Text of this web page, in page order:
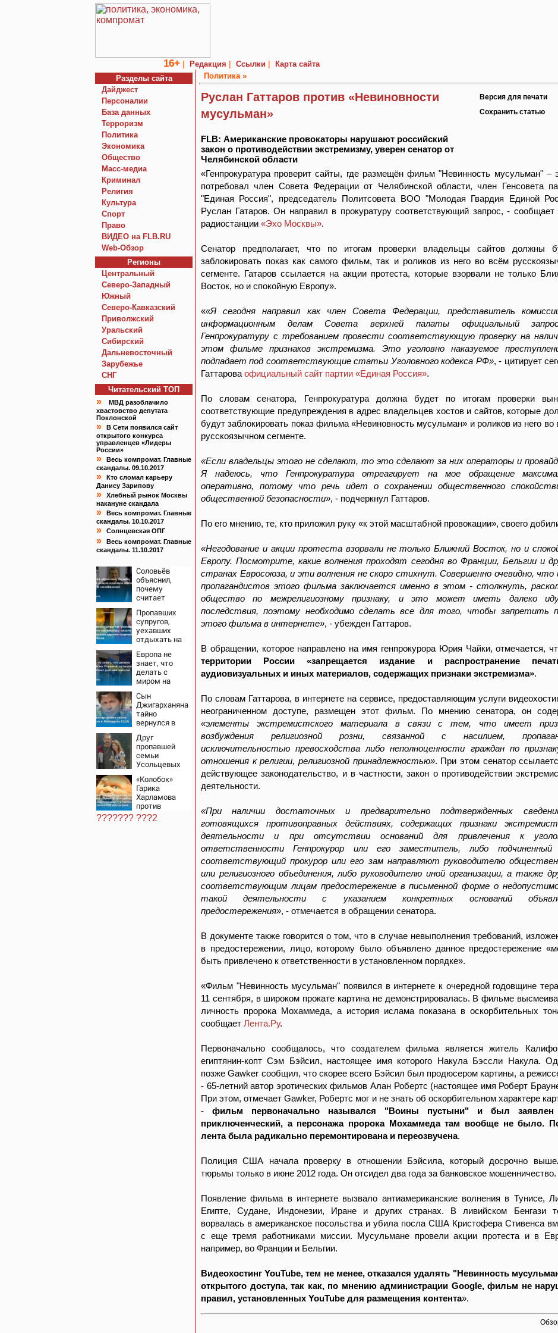
16+ | Редакция | Ссылки |
Карта сайта
Разделы сайта
Дайджест
Персоналии
База данных
Терроризм
Политика
Экономика
Общество
Macc-медиа
Криминал
Религия
Культура
Спорт
Право
ВИДЕО на FLB.RU
Web-Обзор
Регионы
Центральный
Северо-Западный
Южный
Северо-Кавказский
Приволжский
Уральский
Сибирский
Дальневосточный
Зарубежье
СНГ
Читательский TOП
»
МВД разоблачило
хвастовство депутата
Поклонской
»
В Сети появился сайт
открытого конкурса
управленцев «Лидеры
России»
»
Весь компромат. Главные
скандалы. 09.10.2017
»
Кто сломал карьеру
Данису Зарипову
»
Хлебный рынок Москвы
накануне скандала
»
Весь компромат. Главные
скандалы. 10.10.2017
» Солнцевская ОПГ
»
Весь компромат. Главные
скандалы. 11.10.2017
Соловьёв
объяснил,
почему
считает
крупную
войну в
Европе
неизбежной
Пропавших
супругов,
уехавших
отдыхать на
нашли
мертвыми на
заднем
сиденье
автомобиля
Европа не
знает, что
делать с
миром на
остановка
боев грозит
для нее
хаосом
Сын
Джигарханяна
тайно
вернулся в
США
Друг
пропавшей
семьи
Усольцевых
аудиосообщение
от них
«Колобок»
Гарика
Харламова
против
«Человека-
паука»: В сети
??????? ???2
Политика »
Руслан Гаттаров против «Невиновности
мусульман»
FLB: Американские провокаторы нарушают российский
закон о противодействии экстремизму, уверен сенатор от
Челябинской области
Версия для печати
Сохранить статью
«Генпрокуратура проверит сайты, где размещён фильм "Невинность мусульман" –
потребовал член Совета Федерации от Челябинской области, член Генсовета
"Единая Россия", председатель Политсовета ВОО "Молодая Гвардия Единой
Руслан Гатаров. Он направил в прокуратуру соответствующий запрос, - сообщает
радиостанции «Эхо Москвы».
Сенатор предполагает, что по итогам проверки владельцы сайтов должны
заблокировать показ как самого фильм, так и роликов из него во всём
сегменте. Гатаров ссылается на акции протеста, которые взорвали не только
Восток, но и спокойную Европу».
««Я сегодня направил как член Совета Федерации, представитель
информационным делам Совета верхней палаты официальный
Генпрокуратуру с требованием провести соответствующую проверку на
этом фильме признаков экстремизма. Это уголовно наказуемое
подпадает под соответствующие статьи Уголовного кодекса РФ», - цитирует
Гаттарова официальный сайт партии «Единая Россия».
По словам сенатора, Генпрокуратура должна будет по итогам проверки
соответствующие предупреждения в адрес владельцев хостов и сайтов, которые
будут заблокировать показ фильма «Невиновность мусульман» и роликов из него во
русскоязычном сегменте.
«Если владельцы этого не сделают, то это сделают за них операторы и
Я надеюсь, что Генпрокуратура отреагирует на мое обращение
оперативно, потому что речь идет о сохранении общественного
общественной безопасности», - подчеркнул Гаттаров.
По его мнению, те, кто приложил руку «к этой масштабной провокации», своего
«Негодование и акции протеста взорвали не только Ближний Восток, но и
Европу. Посмотрите, какие волнения проходят сегодня во Франции, Бельгии и
странах Евросоюза, и эти волнения не скоро стихнут. Совершенно очевидно, что
пропагандистов этого фильма заключается именно в этом - столкнуть,
общество по межрелигиозному признаку, и это может иметь далеко
последствия, поэтому необходимо сделать все для того, чтобы запретить
этого фильма в интернете», - убежден Гаттаров.
В обращении, которое направлено на имя генпрокурора Юрия Чайки, отмечается,
территории России «запрещается издание и распространение
аудиовизуальных и иных материалов, содержащих признаки экстремизма».
По словам Гаттарова, в интернете на сервисе, предоставляющим услуги
неограниченном доступе, размещен этот фильм. По мнению сенатора, он
«элементы экстремистского материала в связи с тем, что имеет
возбуждения религиозной розни, связанной с насилием,
исключительностью превосходства либо неполноценности граждан по
отношения к религии, религиозной принадлежностью». При этом сенатор
действующее законодательство, и в частности, закон о противодействии
деятельности.
«При наличии достаточных и предварительно подтвержденных
готовящихся противоправных действиях, содержащих признаки
деятельности и при отсутствии оснований для привлечения к
ответственности Генпрокурор или его заместитель, либо
соответствующий прокурор или его зам направляют руководителю
или религиозного объединения, либо руководителю иной организации, а также
соответствующим лицам предостережение в письменной форме о
такой деятельности с указанием конкретных оснований
предостережения», - отмечается в обращении сенатора.
В документе также говорится о том, что в случае невыполнения требований,
в предостережении, лицо, которому было объявлено данное предостережение
быть привлечено к ответственности в установленном порядке».
«Фильм "Невинность мусульман" появился в интернете к очередной годовщине
11 сентября, в широком прокате картина не демонстрировалась. В фильме
личность пророка Мохаммеда, а история ислама показана в оскорбительных
сообщает Лента.Ру.
Первоначально сообщалось, что создателем фильма является житель
египтянин-копт Сэм Бэйсил, настоящее имя которого Накула Бэссли Накула.
позже Gawker сообщил, что скорее всего Бэйсил был продюсером картины, а
- 65-летний автор эротических фильмов Алан Робертс (настоящее имя Роберт
При этом, отмечает Gawker, Робертс мог и не знать об оскорбительном характере
- фильм первоначально назывался "Воины пустыни" и был заявлен
приключенческий, а персонажа пророка Мохаммеда там вообще не было.
лента была радикально перемонтирована и переозвучена.
Полиция США начала проверку в отношении Бэйсила, который досрочно
тюрьмы только в июне 2012 года. Он отсидел два года за банковское мошенничество.
Появление фильма в интернете вызвало антиамериканские волнения в Тунисе,
Египте, Судане, Индонезии, Иране и других странах. В ливийском Бенгази
ворвалась в американское посольства и убила посла США Кристофера Стивенса
с еще тремя работниками миссии. Мусульмане провели акции протеста и в
например, во Франции и Бельгии.
Видеохостинг YouTube, тем не менее, отказался удалять "Невинность
открытого доступа, так как, по мнению администрации Google, фильм не
правил, установленных YouTube для размещения контента».